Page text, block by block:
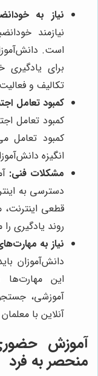
نیاز به
نیازمند
است.
برای یادگیری
تکالیف و
کمبود تعامل
کمبود تعامل
کمبود تعامل
انگیزه
مشکلات فنی:
دسترسی به
قطعی
روند یادگیری
نیاز به
دانش‌آموزان
این مهارت‌ها
آموزشی،
آنلاین با
آموزش
منحصر به فرد